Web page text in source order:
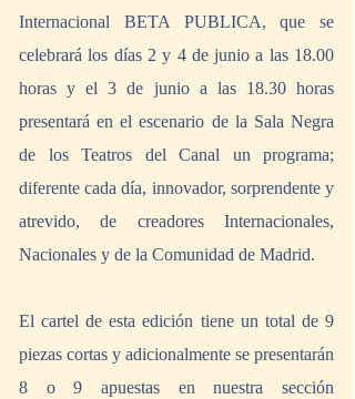
Internacional BETA PUBLICA, que se
celebrará los días 2 y 4 de junio a las 18.00
horas y el 3 de junio a las 18.30 horas
presentará en el escenario de la Sala Negra
de los Teatros del Canal un programa;
diferente cada día, innovador, sorprendente y
atrevido, de creadores Internacionales,
Nacionales y de la Comunidad de Madrid.
El cartel de esta edición tiene un total de 9
piezas cortas y adicionalmente se presentarán
8 o 9 apuestas en nuestra sección